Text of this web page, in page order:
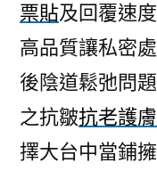
票貼及回覆速
高品質讓私密
後陰道鬆弛問
之抗皺抗老護
擇大台中當鋪